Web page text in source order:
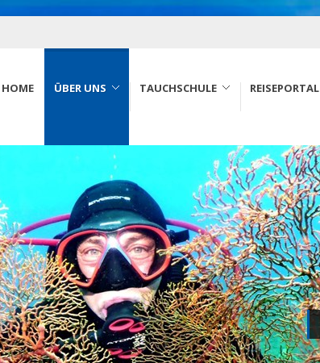
HOME ÜBER UNS TAUCHSCHULE REISEPORTAL